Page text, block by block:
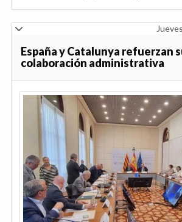
España y Catalunya refuerzan
colaboración administrativa